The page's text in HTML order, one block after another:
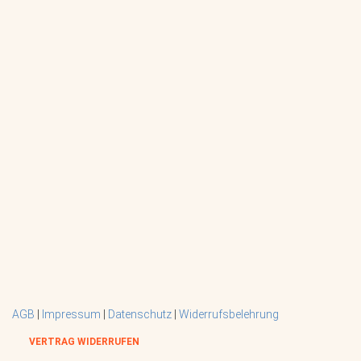
AGB Impressum Datenschutz Widerrufsbelehrung
VERTRAG WIDERRUFEN